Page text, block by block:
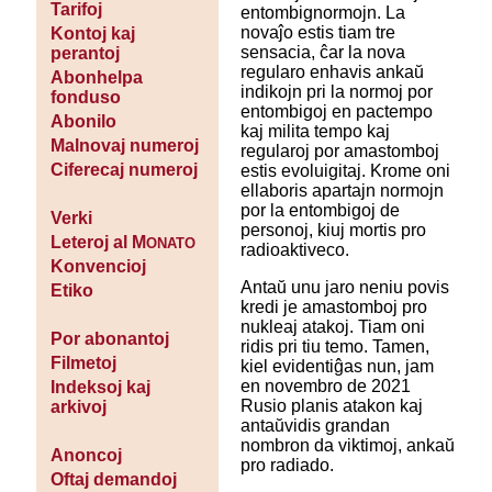
Tarifoj
Kontoj kaj
perantoj
Abonhelpa
fonduso
Abonilo
Malnovaj numeroj
Ciferecaj numeroj
Verki
Leteroj al MONATO
Konvencioj
Etiko
Por abonantoj
Filmetoj
Indeksoj kaj
arkivoj
Anoncoj
Oftaj demandoj
entombignormojn. La
novaĵo estis tiam tre
sensacia, ĉar la nova
regularo enhavis ankaŭ
indikojn pri la normoj por
entombigoj en pactempo
kaj milita tempo kaj
regularoj por amastomboj
estis evoluigitaj. Krome oni
ellaboris apartajn normojn
por la entombigoj de
personoj, kiuj mortis pro
radioaktiveco.
Antaŭ unu jaro neniu povis
kredi je amastomboj pro
nukleaj atakoj. Tiam oni
ridis pri tiu temo. Tamen,
kiel evidentiĝas nun, jam
en novembro de 2021
Rusio planis atakon kaj
antaŭvidis grandan
nombron da viktimoj, ankaŭ
pro radiado.